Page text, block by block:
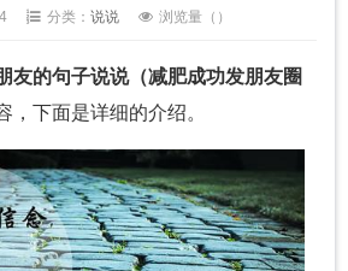
分类： 说说 浏览量（ ）
友的句子说说（减肥成功发朋友圈
，下面是详细的介绍。